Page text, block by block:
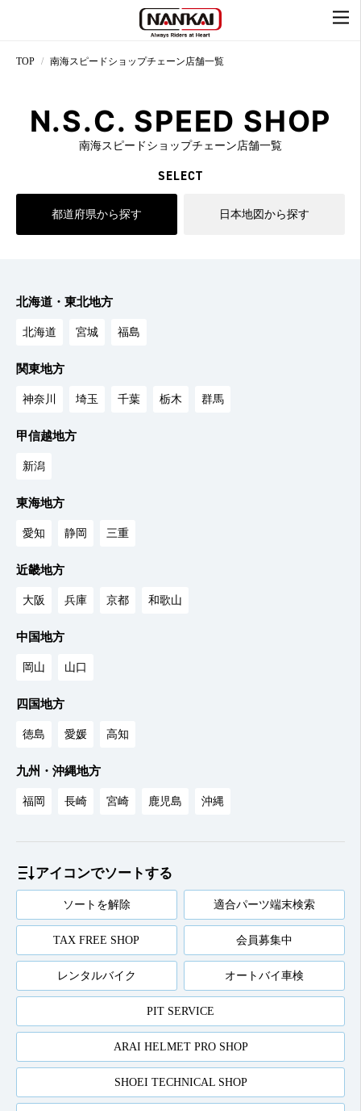
TOP 南海スピードショップチェーン店舗一覧
N.S.C. SPEED SHOP
南海スピードショップチェーン店舗一覧
SELECT
都道府県から探す 日本地図から探す
北海道・東北地方
北海道 宮城 福島
関東地方
神奈川 埼玉 千葉 栃木 群馬
甲信越地方
新潟
東海地方
愛知 静岡 三重
近畿地方
大阪 兵庫 京都 和歌山
中国地方
岡山 山口
四国地方
徳島 愛媛 高知
九州・沖縄地方
福岡 長崎 宮崎 鹿児島 沖縄
アイコンでソートする
ソートを解除 適合パーツ端末検索
TAX FREE SHOP 会員募集中
レンタルバイク オートバイ車検
PIT SERVICE
ARAI HELMET PRO SHOP
SHOEI TECHNICAL SHOP